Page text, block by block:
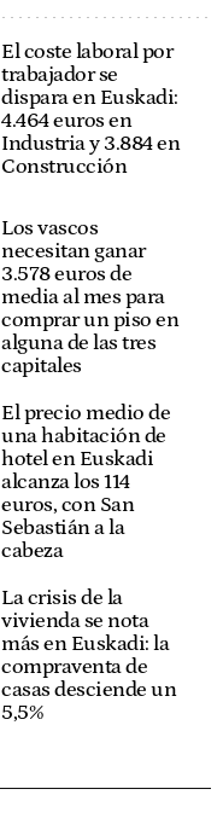
El coste laboral por
trabajador se
dispara en Euskadi:
4.464 euros en
Industria y 3.884 en
Construcción
Los vascos
necesitan ganar
3.578 euros de
media al mes para
comprar un piso en
alguna de las tres
capitales
El precio medio de
una habitación de
hotel en Euskadi
alcanza los 114
euros, con San
Sebastián a la
cabeza
La crisis de la
vivienda se nota
más en Euskadi: la
compraventa de
casas desciende un
5,5%